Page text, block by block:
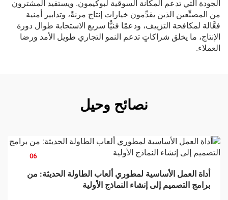
الجودة التي تدعم المكانة السوقية لبوكيمون. ويستفيد المشترون
من المصنِّعين الذين يقدِّمون خيارات إنتاج مرنةً، وتدابير أمنية
فعَّالة لمكافحة التزييف، ودعمًا فنيًّا سريع الاستجابة طوال دورة
الإنتاج، ما يخلق شراكاتٍ تدعم النمو التجاري طويل الأمد ورضا
العملاء.
نصائح وحيل
06
أداة العمل الأساسية لمطوري ألعاب الطاولة الحديثة: من
برامج التصميم إلى إنشاء النماذج الأولية